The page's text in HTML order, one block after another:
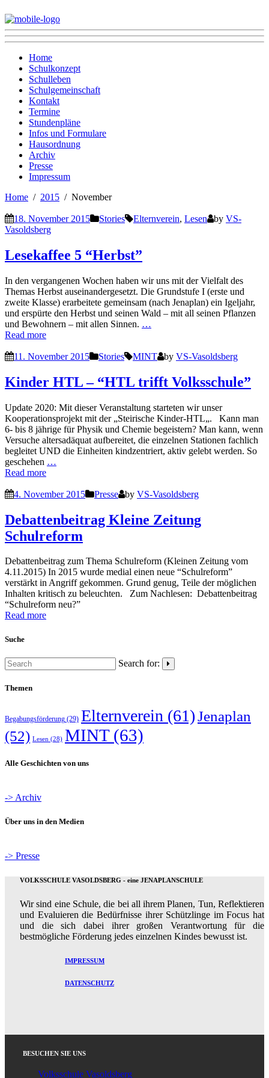
Home
Schulkonzept
Schulleben
Schulgemeinschaft
Kontakt
Termine
Stundenpläne
Infos und Formulare
Hausordnung
Archiv
Presse
Impressum
Home
2015 November
18. November 2015 Stories Elternverein, Lesen by VS-
Vasoldsberg
Lesekaffee 5 “Herbst”
In den vergangenen Wochen haben wir uns mit der Vielfalt des
Themas Herbst auseinandergesetzt. Die Grundstufe I (erste und
zweite Klasse) erarbeitete gemeinsam (nach Jenaplan) ein Igeljahr,
und erspürte den Herbst und seinen Wald – mit all seinen Pflanzen
und Bewohnern – mit allen Sinnen. …
Read more
11. November 2015 Stories MINT by VS-Vasoldsberg
Kinder HTL – “HTL trifft Volksschule”
Update 2020: Mit dieser Veranstaltung starteten wir unser
Kooperationsprojekt mit der „Steirische Kinder-HTL„. Kann man
6- bis 8 jährige für Physik und Chemie begeistern? Man kann, wenn
Versuche altersadäquat aufbereitet, die einzelnen Stationen fachlich
begleitet UND die Einheiten kindzentriert, aktiv gelebt werden. So
geschehen …
Read more
4. November 2015 Presse by VS-Vasoldsberg
Debattenbeitrag Kleine Zeitung
Schulreform
Debattenbeitrag zum Thema Schulreform (Kleinen Zeitung vom
4.11.2015) In 2015 wurde medial einen neue “Schulreform”
verstärkt in Angriff gekommen. Grund genug, Teile der möglichen
Inhalten kritisch zu beleuchten. Zum Nachlesen: Debattenbeitrag
“Schulreform neu?”
Read more
Suche
Search for:
Themen
Begabungsförderung (29) Elternverein (61)Jenaplan
(52) Lesen (28) MINT(63)
Alle Geschichten von uns
-> Archiv
Über uns in den Medien
-> Presse
VOLKSSCHULE VASOLDSBERG - eine JENAPLANSCHULE
Wir sind eine Schule, die bei all ihrem Planen, Tun, Reflektieren
und Evaluieren die Bedürfnisse ihrer Schützlinge im Focus hat
und die sich dabei ihrer großen Verantwortung für die
bestmögliche Förderung jedes einzelnen Kindes bewusst ist.
IMPRESSUM
DATENSCHUTZ
BESUCHEN SIE UNS
Volksschule Vasoldsberg